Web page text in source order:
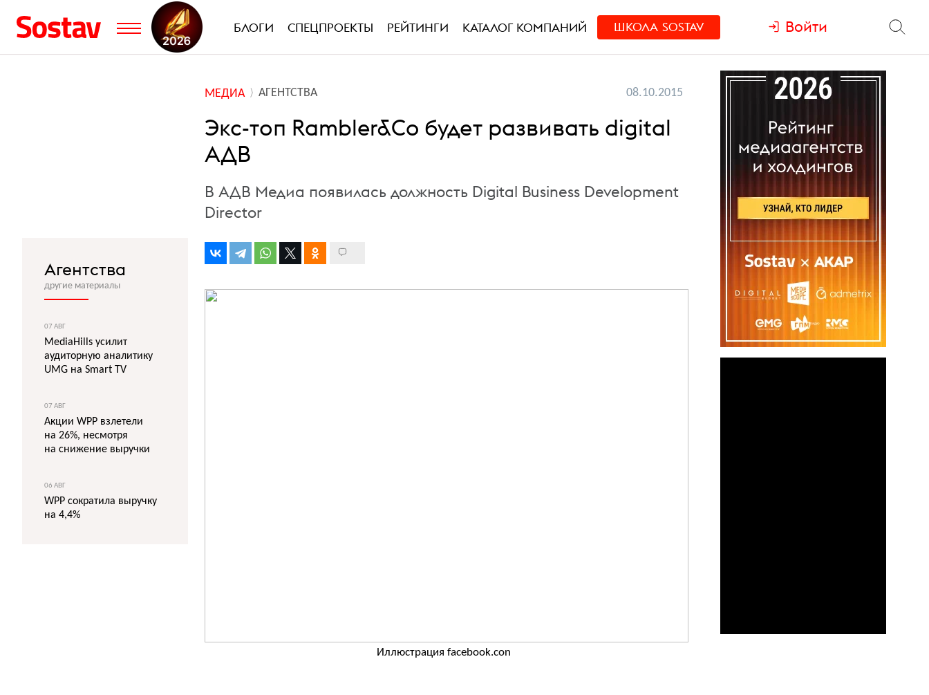
БЛОГИ СПЕЦПРОЕКТЫ РЕЙТИНГИ КАТАЛОГ КОМПАНИЙ ШКОЛА SOSTAV Войти
МЕДИА АГЕНТСТВА 08.10.2015
Экс-топ Rambler&Co будет развивать digital
АДВ
В АДВ Медиа появилась должность Digital Business Development
Director
Иллюстрация facebook.con
Агентства
другие материалы
07 АВГ
MediaHills усилит
аудиторную аналитику
UMG на Smart TV
07 АВГ
Акции WPP взлетели
на 26%, несмотря
на снижение выручки
06 АВГ
WPP сократила выручку
на 4,4%